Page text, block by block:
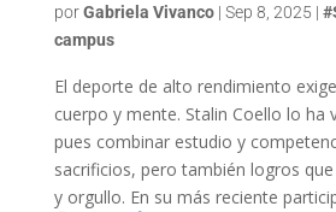
porGabriela Vivanco| Sep 8, 2025 |
campus
El deporte de alto rendimiento
cuerpo y mente. Stalin Coello lo ha
pues combinar estudio y
sacrificios, pero también logros
y orgullo. En su más reciente